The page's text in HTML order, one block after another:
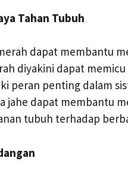
Tahan Tubuh
dapat membantu
diyakini dapat
peran penting dalam
jahe dapat membantu
tubuh terhadap